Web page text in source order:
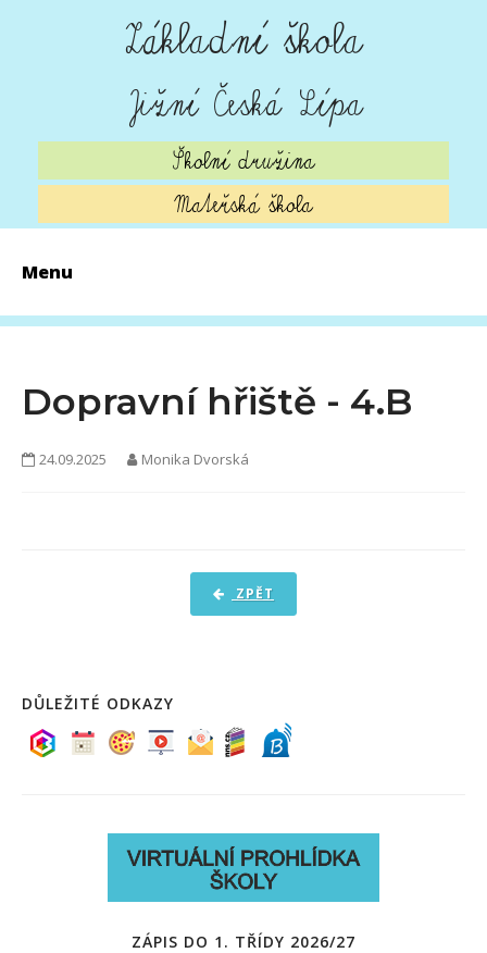
Základní škola
Jižní Česká Lípa
Školní družina
Mateřská škola
Menu
ŠKOLNÍ JÍDELNA
KONTAKTY
Dopravní hřiště - 4.B
24.09.2025 Monika Dvorská
ZPĚT
DŮLEŽITÉ ODKAZY
ZÁPIS DO 1. TŘÍDY 2026/27